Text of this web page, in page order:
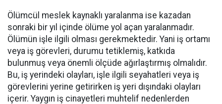
Ölümcül meslek kaynaklı yaralanma ise kazadan
sonraki bir yıl içinde ölüme yol açan yaralanmadır.
Ölümün işle ilgili olması gerekmektedir. Yani iş ortamı
veya iş görevleri, durumu tetiklemiş, katkıda
bulunmuş veya önemli ölçüde ağırlaştırmış olmalıdır.
Bu, iş yerindeki olayları, işle ilgili seyahatleri veya iş
görevlerini yerine getirirken iş yeri dışındaki olayları
içerir. Yaygın iş cinayetleri muhtelif nedenlerden